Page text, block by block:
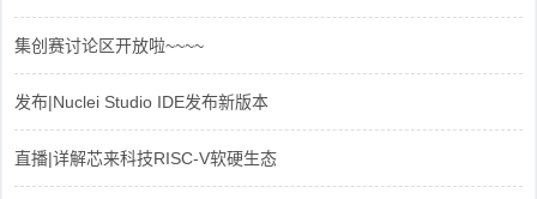
集创赛讨论区开放啦~~~~
发布|Nuclei Studio IDE发布新版本
直播|详解芯来科技RISC-V软硬生态